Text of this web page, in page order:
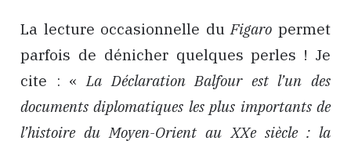
La lecture occasionnelle duFigaro permet
parfois de dénicher quelques perles ! Je
cite : «La Déclaration Balfour est l’un des
documents diplomatiques les plus importants de
l’histoire du Moyen-Orient au XXe siècle : la